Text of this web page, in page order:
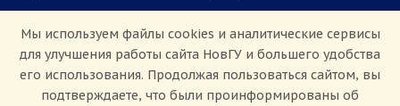
СМИ
ул. Большая Санкт-Петербургская, 41, каб.
Мы используем файлы cookies и аналитические сервисы
для улучшения работы сайта НовГУ и большего удобства
его использования. Продолжая пользоваться сайтом, вы
подтверждаете, что были проинформированы об